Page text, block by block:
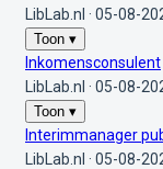
LibLab.nl · 05-08-
Toon ▾
Inkomensconsulent
LibLab.nl · 05-08-
Toon ▾
Interimmanager
LibLab.nl · 05-08-